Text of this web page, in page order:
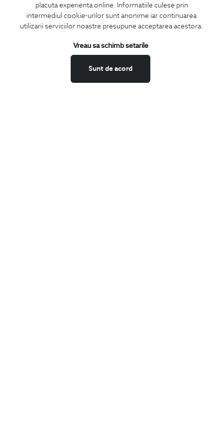
placuta experienta online. Informatiile culese prin
intermediul cookie-urilor sunt anonime iar continuarea
utilizarii serviciilor noastre presupune acceptarea acestora.
Sunt de acord
Vreau sa schimb setarile
CONCIERGE
Termeni si conditii
Schimburi si retur
Securitatea datelor
ANPC